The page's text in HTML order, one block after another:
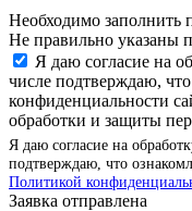
Необходимо заполнить
Не правильно указаны
Я даю согласие на
числе подтверждаю,
конфиденциальности
обработки и защиты
Я даю согласие на
подтверждаю, что
Политикой
Заявка отправлена